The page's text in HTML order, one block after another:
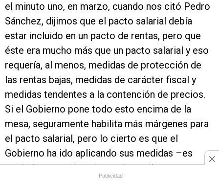
el minuto uno, en marzo, cuando nos citó Pedro
Sánchez, dijimos que el pacto salarial debía
estar incluido en un pacto de rentas, pero que
éste era mucho más que un pacto salarial y eso
requería, al menos, medidas de protección de
las rentas bajas, medidas de carácter fiscal y
medidas tendentes a la contención de precios.
Si el Gobierno pone todo esto encima de la
mesa, seguramente habilita más márgenes para
el pacto salarial, pero lo cierto es que el
Gobierno ha ido aplicando sus medidas –es
verdad que en situaciones de mucha
Publicidad